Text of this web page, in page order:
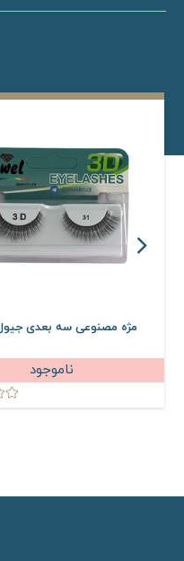
مژه مصنوعی سه بعدی جیول
ناموجود